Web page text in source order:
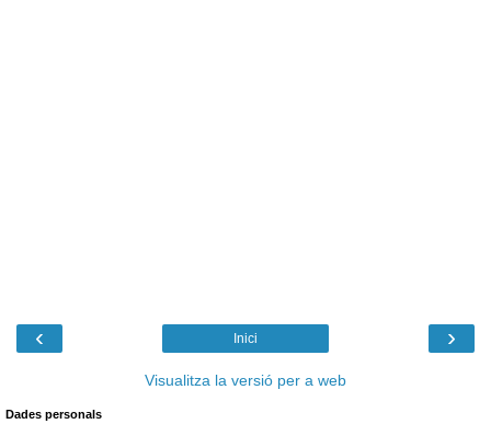
‹ ›
Inici
Visualitza la versió per a web
Dades personals